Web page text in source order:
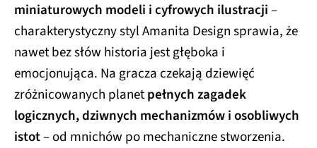
miniaturowych modeli i cyfrowych ilustracji–
charakterystyczny styl Amanita Design sprawia, że
nawet bez słów historia jest głęboka i
emocjonująca. Na gracza czekają dziewięć
zróżnicowanych planetpełnych zagadek
logicznych, dziwnych mechanizmów i osobliwych
istot– od mnichów po mechaniczne stworzenia.